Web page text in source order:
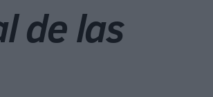
de las